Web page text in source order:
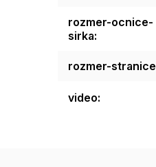
rozmer-ocnice-
sirka:
rozmer-stranice
video: